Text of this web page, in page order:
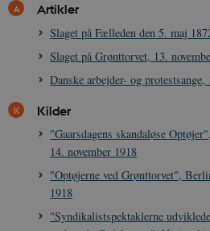
Artikler
Slaget på Fælleden den 5. maj
Slaget på Grønttorvet, 13.
Danske arbejder- og protestsange,
Kilder
"Gaarsdagens skandaløse
14. november 1918
"Optøjerne ved Grønttorvet",
1918
"Syndikalistspektaklerne